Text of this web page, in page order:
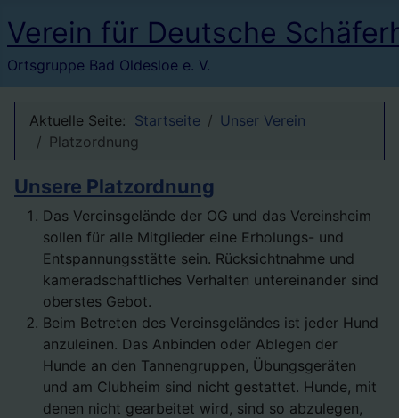
Verein für Deutsche
Ortsgruppe Bad Oldesloe e. V.
Aktuelle Seite: Startseite
Unser Verein
Platzordnung
Unsere Platzordnung
Das Vereinsgelände der OG und das Vereinsheim
sollen für alle Mitglieder eine Erholungs- und
Entspannungsstätte sein. Rücksichtnahme und
kameradschaftliches Verhalten untereinander sind
oberstes Gebot.
Beim Betreten des Vereinsgeländes ist jeder Hund
anzuleinen. Das Anbinden oder Ablegen der
Hunde an den Tannengruppen, Übungsgeräten
und am Clubheim sind nicht gestattet. Hunde, mit
denen nicht gearbeitet wird, sind so abzulegen,